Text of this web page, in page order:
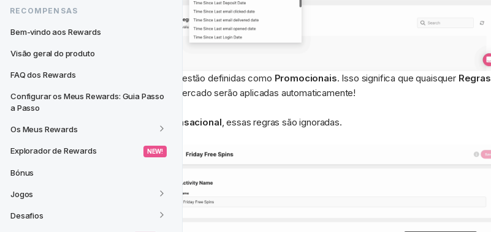
RECOMPENSAS
Bem-vindo aos Rewards
Visão geral do produto
FAQ dos Rewards
Configurar os Meus Rewards: Guia Passo
a Passo
Os Meus Rewards
Explorador de Rewards NEW!
Bónus
Jogos
Desafios
Por defeito, todas as estão definidas como Promocionais. Isso significa que quaisquer Regras
Promocionais vinculadas a um Mercado serão aplicadas automaticamente!
Transacional, essas regras são ignoradas.